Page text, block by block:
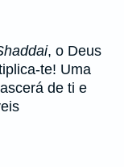
, o Deus
te! Uma
de ti e